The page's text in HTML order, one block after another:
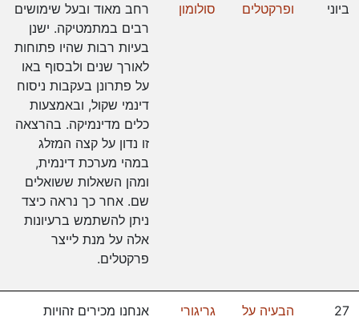
ביוני
ופרקטלים
סולומון
רחב מאוד ובעל שימושים
רבים במתמטיקה. ישנן
בעיות רבות שהיו פתוחות
לאורך שנים ולבסוף באו
על פתרונן בעקבות ניסוח
דינמי שקול, ובאמצעות
כלים מדינמיקה. בהרצאה
זו נדון על קצה המזלג
במהי מערכת דינמית,
ומהן השאלות ששואלים
שם. אחר כך נראה כיצד
ניתן להשתמש ברעיונות
אלה על מנת לייצר
פרקטלים.
27
הבעיה על
גריגורי
אנחנו מכירים זהויות